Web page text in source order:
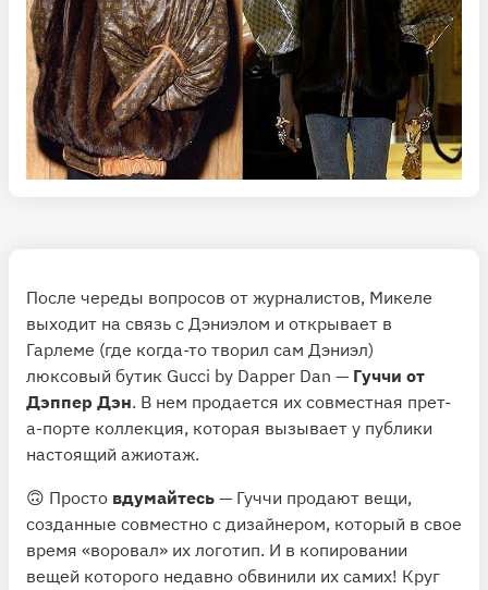
После череды вопросов от журналистов, Микеле
выходит на связь с Дэниэлом и открывает в
Гарлеме (где когда-то творил сам Дэниэл)
люксовый бутик Gucci by Dapper Dan — Гуччи от
Дэппер Дэн. В нем продается их совместная прет-
а-порте коллекция, которая вызывает у публики
настоящий ажиотаж.
🙃 Просто вдумайтесь — Гуччи продают вещи,
созданные совместно с дизайнером, который в свое
время «воровал» их логотип. И в копировании
вещей которого недавно обвинили их самих! Круг